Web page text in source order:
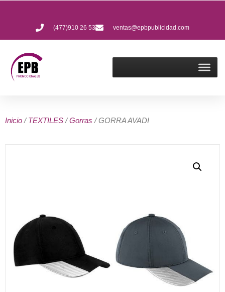
(477)910 26 53 ventas@epbpublicidad.com
Inicio /TEXTILES /Gorras / GORRA AVADI